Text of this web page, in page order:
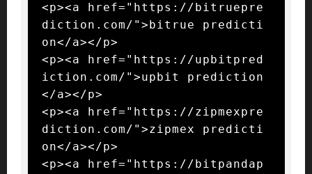
<p><a href="https://bitruepre
diction.com/">bitrue predicti
on</a></p>
<p><a href="https://upbitpred
iction.com/">upbit prediction
</a></p>
<p><a href="https://zipmexpre
diction.com/">zipmex predicti
on</a></p>
<p><a href="https://bitpandap